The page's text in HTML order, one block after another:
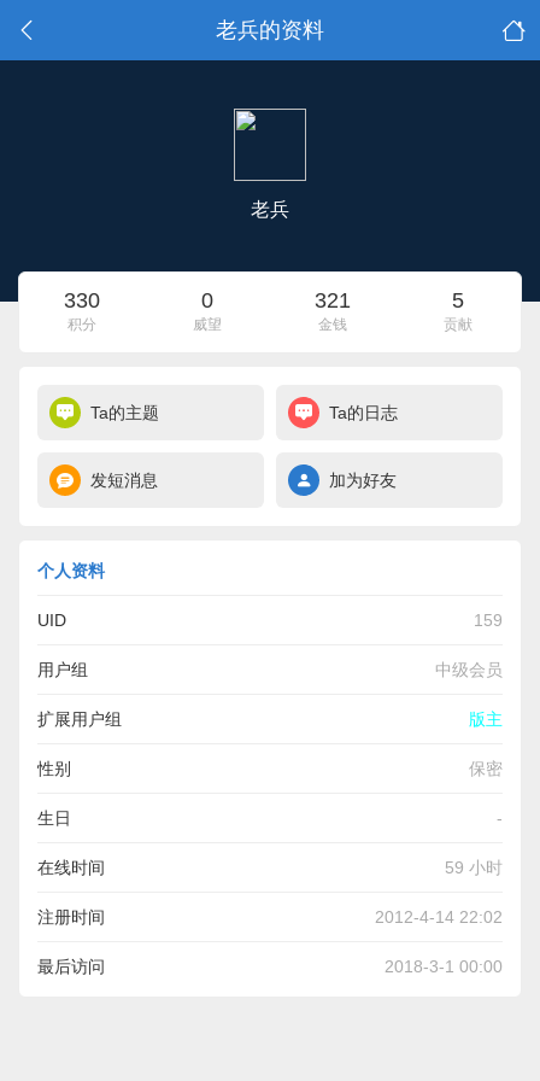
老兵的资料
老兵
330
积分
0
威望
321
金钱
5
贡献
Ta的主题 Ta的日志
发短消息 加为好友
个人资料
UID 159
用户组 中级会员
扩展用户组 版主
性别 保密
生日 -
在线时间 59 小时
注册时间 2012-4-14 22:02
最后访问 2018-3-1 00:00